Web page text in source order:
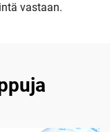
vastaan.